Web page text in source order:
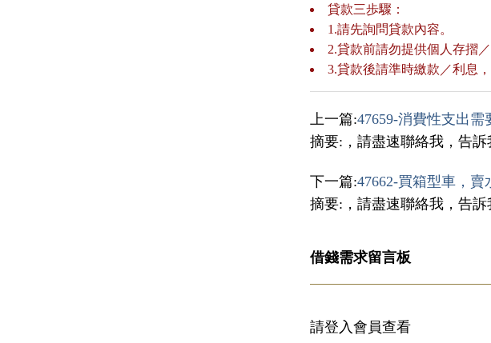
貸款三歩驟：
1.請先詢問貸款內容。
2.貸款前請勿提供個人存摺
3.貸款後請準時繳款／利息
上一篇:47659-消費性支出需
摘要:，請盡速聯絡我，告
下一篇:47662-買箱型車，
摘要:，請盡速聯絡我，告
借錢需求留言板
請登入會員查看